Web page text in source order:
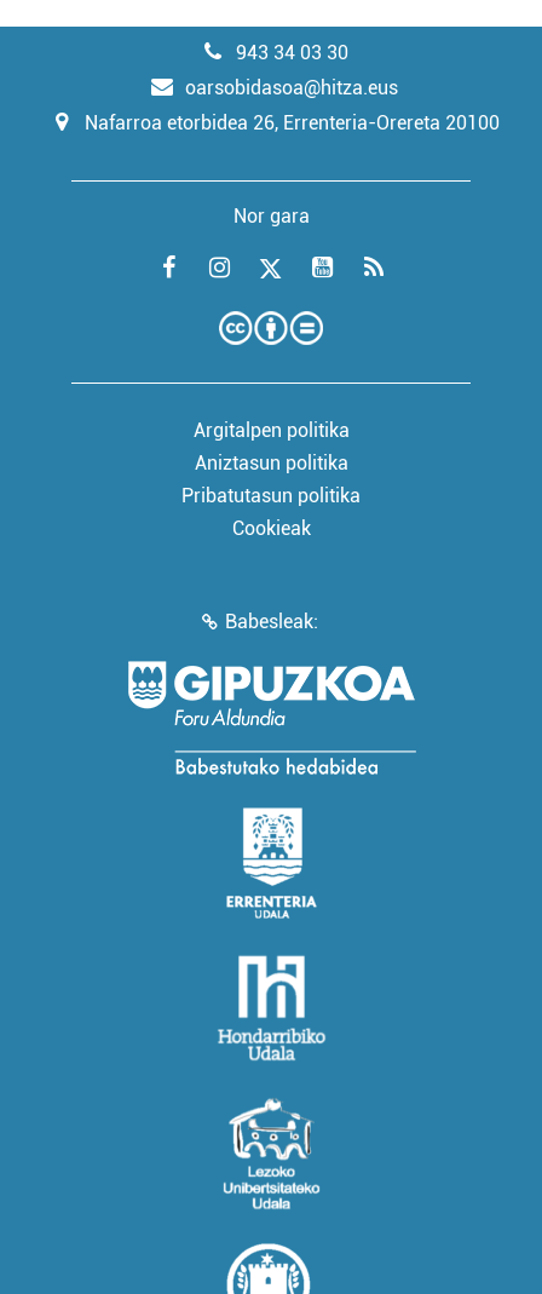
943 34 03 30
oarsobidasoa@hitza.eus
Nafarroa etorbidea 26, Errenteria-Orereta 20100
Nor gara
Argitalpen politika
Aniztasun politika
Pribatutasun politika
Cookieak
Babesleak: